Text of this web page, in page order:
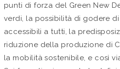
punti di forza del Green New
verdi, la possibilità di godere
accessibili a tutti, la
riduzione della produzione di
la mobilità sostenibile, e così